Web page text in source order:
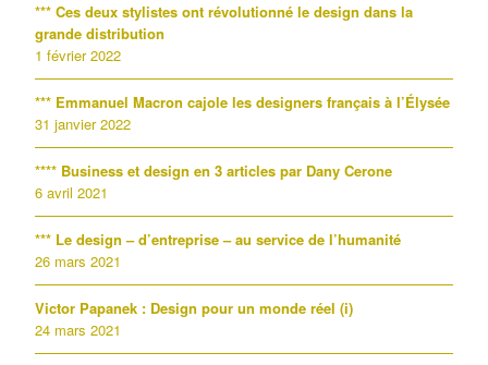
*** Ces deux stylistes ont révolutionné le design dans la
grande distribution
1 février 2022
*** Emmanuel Macron cajole les designers français à l’Élysée
31 janvier 2022
**** Business et design en 3 articles par Dany Cerone
6 avril 2021
*** Le design – d’entreprise – au service de l’humanité
26 mars 2021
Victor Papanek : Design pour un monde réel (i)
24 mars 2021